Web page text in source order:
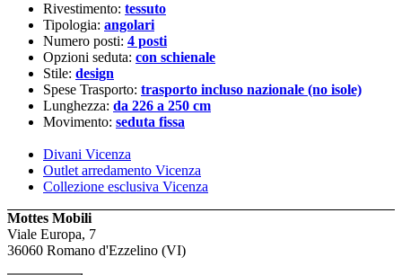
Rivestimento: tessuto
Tipologia: angolari
Numero posti: 4 posti
Opzioni seduta: con schienale
Stile: design
Spese Trasporto: trasporto incluso nazionale (no isole)
Lunghezza: da 226 a 250 cm
Movimento: seduta fissa
Divani Vicenza
Outlet arredamento Vicenza
Collezione esclusiva Vicenza
Mottes Mobili
Viale Europa, 7
36060 Romano d'Ezzelino (VI)